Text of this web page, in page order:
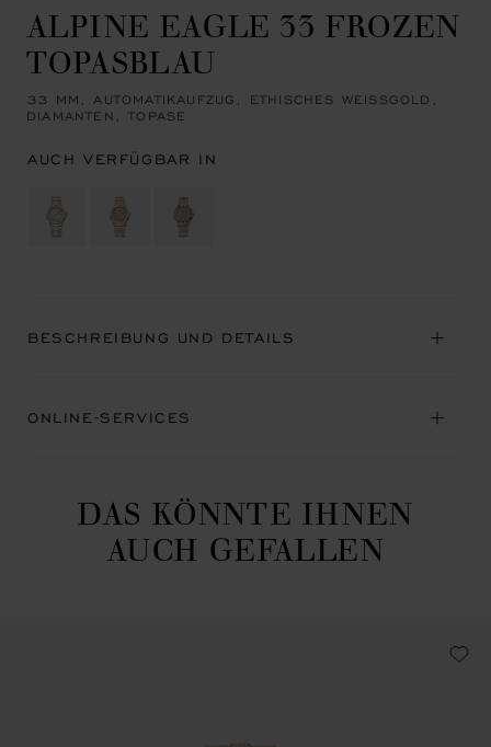
ALPINE EAGLE 33 FROZEN
TOPASBLAU
33 MM, AUTOMATIKAUFZUG, ETHISCHES WEISSGOLD, D
IAMANTEN, TOPASE
AUCH VERFÜGBAR IN
BESCHREIBUNG UND DETAILS
ONLINE-SERVICES
DAS KÖNNTE IHNEN
AUCH GEFALLEN